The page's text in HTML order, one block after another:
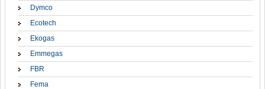
Dymco
Ecotech
Ekogas
Emmegas
FBR
Fema